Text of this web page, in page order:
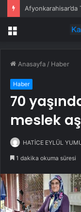
Afyonkarahisar’da
Menü
Anasayfa / Haber
Haber
70
meslek
HATİCE EYLÜL
1 dakika okuma süresi